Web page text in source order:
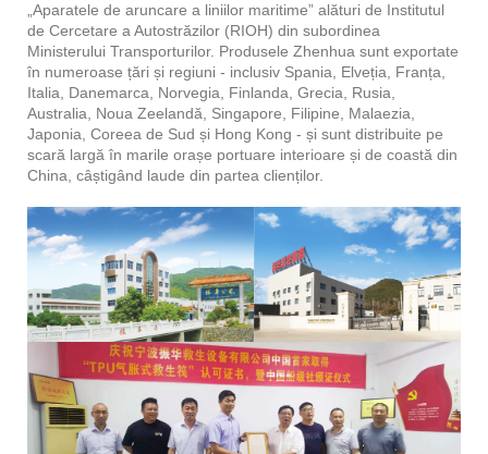
„Aparatele de aruncare a liniilor maritime” alături de Institutul
de Cercetare a Autostrăzilor (RIOH) din subordinea
Ministerului Transporturilor. Produsele Zhenhua sunt exportate
în numeroase țări și regiuni - inclusiv Spania, Elveția, Franța,
Italia, Danemarca, Norvegia, Finlanda, Grecia, Rusia,
Australia, Noua Zeelandă, Singapore, Filipine, Malaezia,
Japonia, Coreea de Sud și Hong Kong - și sunt distribuite pe
scară largă în marile orașe portuare interioare și de coastă din
China, câștigând laude din partea clienților.